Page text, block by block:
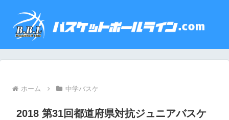
ホーム 中学バスケ
2018 第31回都道府県対抗ジュニアバスケ